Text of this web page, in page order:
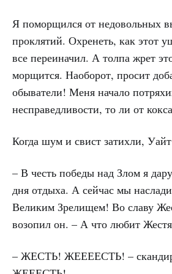
Я поморщился от недовольных
проклятий. Охренеть, как этот
все переиначил. А толпа жрет
морщится. Наоборот, просит
обыватели! Меня начало
несправедливости, то ли от
Когда шум и свист затихли,
– В честь победы над Злом я
дня отдыха. А сейчас мы
Великим Зрелищем! Во славу
возопил он. – А что любит
– ЖЕСТЬ! ЖЕЕЕЕСТЬ! –